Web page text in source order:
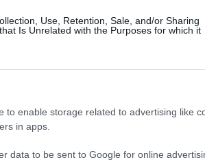
Use, Retention, Sale, and/or Sharing
Is Unrelated with the Purposes for which it
to enable storage related to advertising like
in apps.
data to be sent to Google for online
Cuisson 20 Minutes